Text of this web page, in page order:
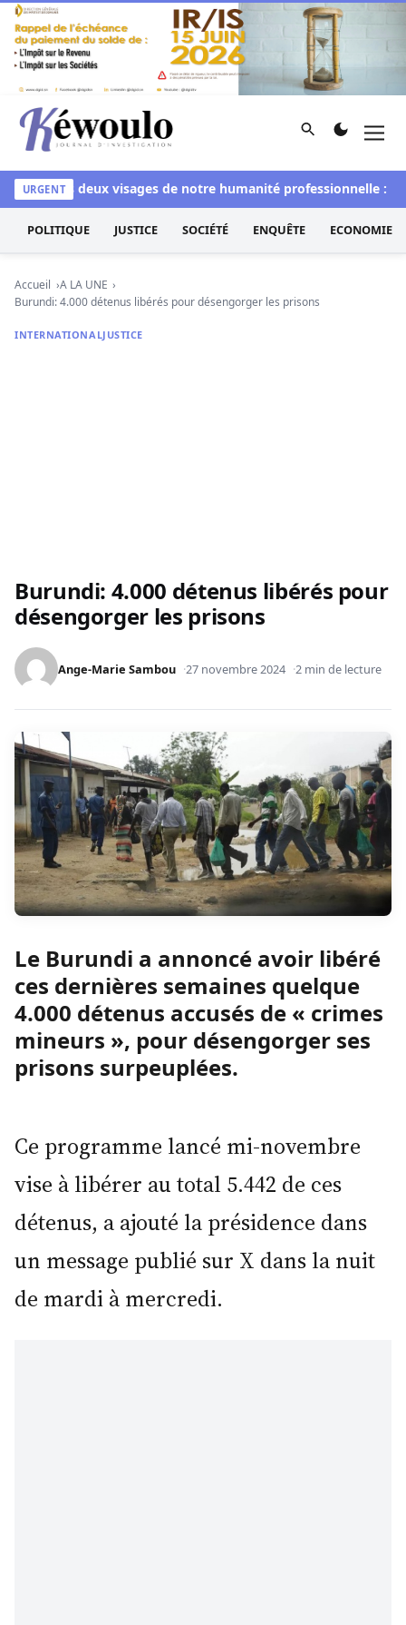
Aller au contenu
Kéwoulo, le premier site d'information et d'investigation
Rechercher
URGENT
Les deux visages de notre humanité professionnelle :
POLITIQUE JUSTICE SOCIÉTÉ ENQUÊTE ECONOMIE
Accueil
A LA UNE
Burundi: 4.000 détenus libérés pour désengorger les prisons
INTERNATIONALJUSTICE
Burundi: 4.000 détenus libérés pour
désengorger les prisons
Ange-Marie Sambou 27 novembre 2024 2 min de lecture
Le Burundi a annoncé avoir libéré
ces dernières semaines quelque
4.000 détenus accusés de « crimes
mineurs », pour désengorger ses
prisons surpeuplées.
Ce programme lancé mi-novembre
vise à libérer au total 5.442 de ces
détenus, a ajouté la présidence dans
un message publié sur X dans la nuit
de mardi à mercredi.